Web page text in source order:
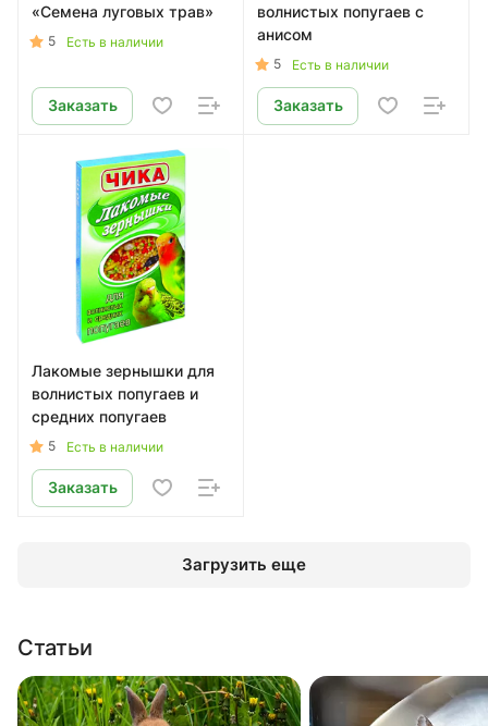
«Семена луговых трав»
5 Есть в наличии
Заказать
волнистых попугаев с
анисом
5 Есть в наличии
Заказать
Лакомые зернышки для
волнистых попугаев и
средних попугаев
5 Есть в наличии
Заказать
Загрузить еще
Статьи